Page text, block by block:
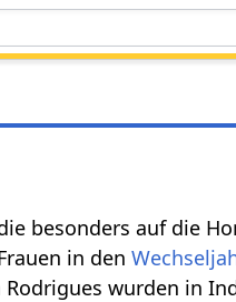
besonders auf die
in den
wurden in